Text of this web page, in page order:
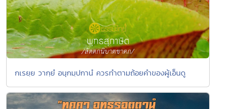
กเรยฺย วากฺยํ อนุกมฺปกานํ ควรทำตามถ้อยคำของผู้เอ็นดู